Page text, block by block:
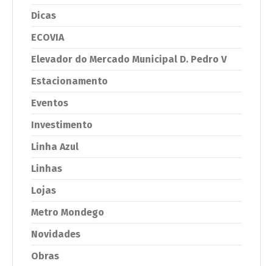
Dicas
ECOVIA
Elevador do Mercado Municipal D. Pedro V
Estacionamento
Eventos
Investimento
Linha Azul
Linhas
Lojas
Metro Mondego
Novidades
Obras